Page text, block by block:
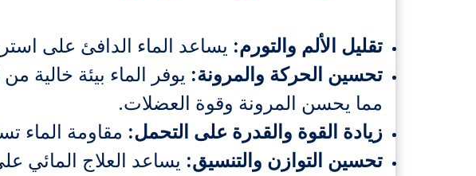
تقليل الألم والتورم: يساعد الماء الدافئ على
تحسين الحركة والمرونة: يوفر الماء بيئة
مما يحسن المرونة وقوة العضلات.
زيادة القوة والقدرة على التحمل: مقاومة الماء
تحسين التوازن والتنسيق: يساعد العلاج المائي